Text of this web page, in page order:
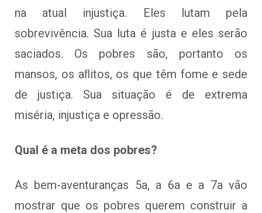
na atual injustiça. Eles lutam pela
sobrevivência. Sua luta é justa e eles serão
saciados. Os pobres são, portanto os
mansos, os aﬂitos, os que têm fome e sede
de justiça. Sua situação é de extrema
miséria, injustiça e opressão.
Qual é a meta dos pobres?
As bem-aventuranças 5a, a 6a e a 7a vão
mostrar que os pobres querem construir a